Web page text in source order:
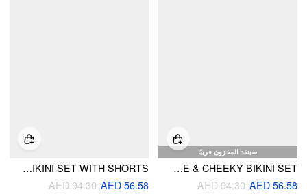
سينفد المخزون قريبًا
SWEETHEART NECKLINE GINGHAM CONTRASTING LACE UNDERWIRE & CHEEKY BIKINI SET
AED 56.58
AED 94.30
HALTER NECKLINE RIVET KNOTTED 3 PIECE BIKINI SET WITH SHORTS
AED 56.58
AED 94.30